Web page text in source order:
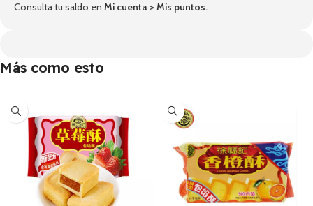
Consulta tu saldo en Mi cuenta > Mis puntos.
Más como esto